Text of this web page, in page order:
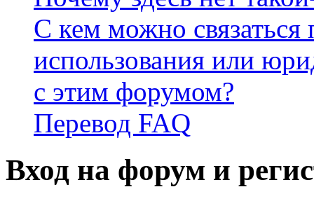
С кем можно связаться
использования или
с этим форумом?
Перевод FAQ
Вход на форум и